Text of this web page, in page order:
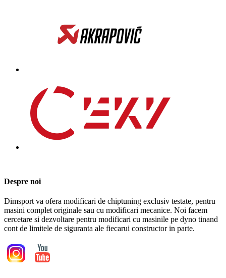
Despre noi
Dimsport va ofera modificari de chiptuning exclusiv testate, pentru
masini complet originale sau cu modificari mecanice. Noi facem
cercetare si dezvoltare pentru modificari cu masinile pe dyno tinand
cont de limitele de siguranta ale fiecarui constructor in parte.